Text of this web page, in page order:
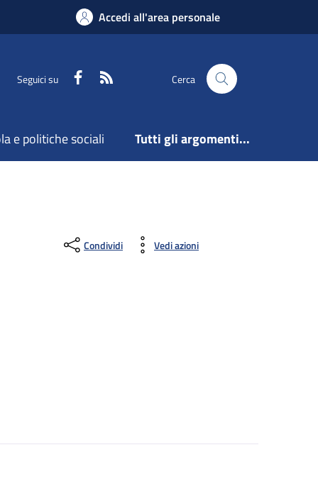
Accedi all'area personale
Seguici su Facebook Cerca
e politiche sociali Tutti gli argomenti...
Condividi Vedi azioni